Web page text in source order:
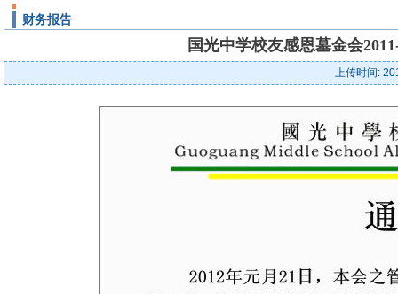
财务报告
国光中学校友感恩墓金会
上传时间: